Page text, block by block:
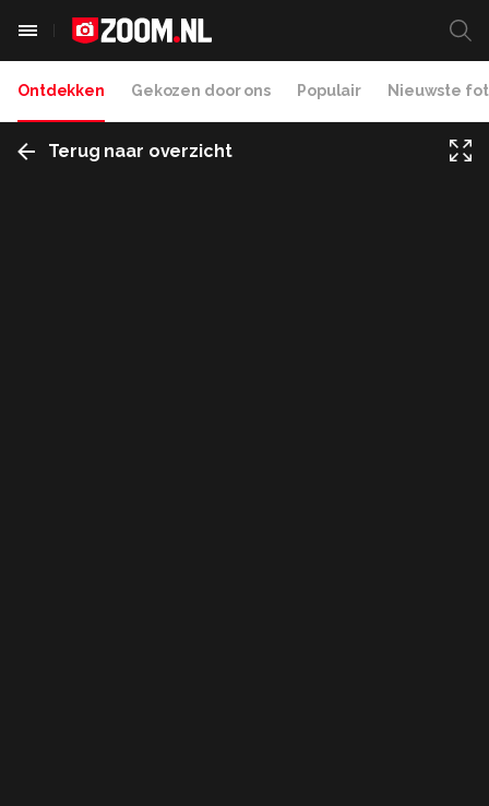
Ontdekken Gekozen door ons Populair Nieuwste
Terug naar overzicht